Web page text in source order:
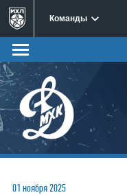
Команды
01 ноября 2025